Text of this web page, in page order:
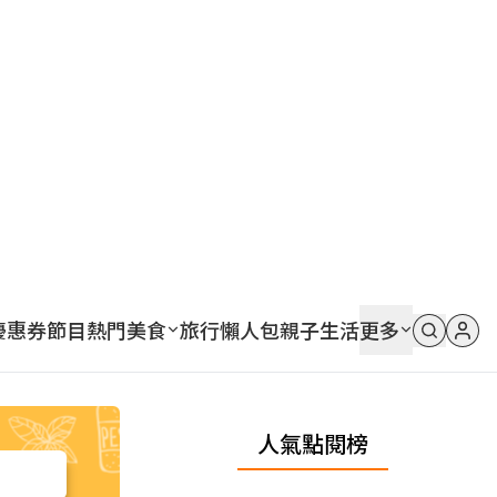
惠券節目熱門美食 旅行懶人包親子生活更多
人氣點閱榜